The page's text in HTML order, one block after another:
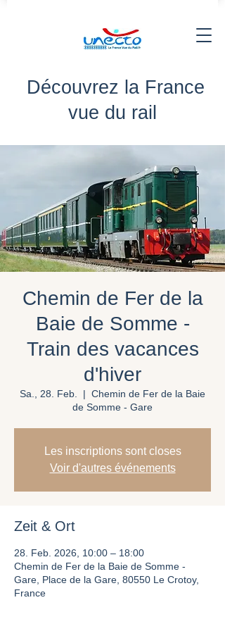
Découvrez la France
vue du rail
Chemin de Fer de la
Baie de Somme -
Train des vacances
d'hiver
Sa., 28. Feb.
  |
Chemin de Fer de la Baie
de Somme - Gare
Les inscriptions sont closes
Voir d'autres événements
Zeit & Ort
28. Feb. 2026, 10:00 – 18:00
Chemin de Fer de la Baie de Somme -
Gare, Place de la Gare, 80550 Le Crotoy,
France